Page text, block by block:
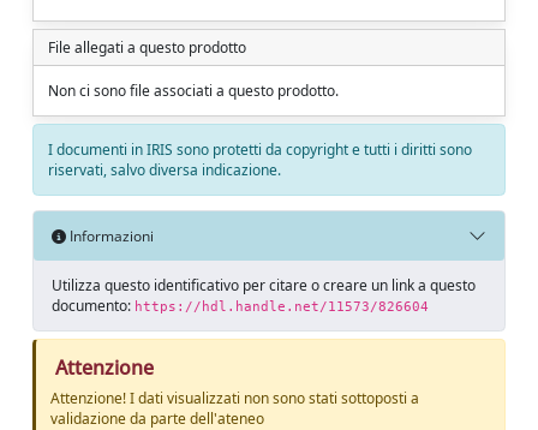
File allegati a questo prodotto
Non ci sono file associati a questo prodotto.
I documenti in IRIS sono protetti da copyright e tutti i diritti sono
riservati, salvo diversa indicazione.
Informazioni
Utilizza questo identificativo per citare o creare un link a questo
documento: https://hdl.handle.net/11573/826604
Attenzione
Attenzione! I dati visualizzati non sono stati sottoposti a
validazione da parte dell'ateneo